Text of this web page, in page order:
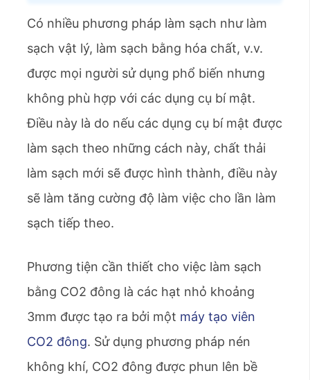
Có nhiều phương pháp làm sạch như làm
sạch vật lý, làm sạch bằng hóa chất, v.v.
được mọi người sử dụng phổ biến nhưng
không phù hợp với các dụng cụ bí mật.
Điều này là do nếu các dụng cụ bí mật được
làm sạch theo những cách này, chất thải
làm sạch mới sẽ được hình thành, điều này
sẽ làm tăng cường độ làm việc cho lần làm
sạch tiếp theo.
Phương tiện cần thiết cho việc làm sạch
bằng CO2 đông là các hạt nhỏ khoảng
3mm được tạo ra bởi một máy tạo viên
CO2 đông. Sử dụng phương pháp nén
không khí, CO2 đông được phun lên bề